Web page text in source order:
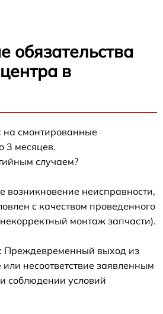
обязательства
в
на смонтированные
3 месяцев.
случаем?
возникновение неисправности,
с качеством проведенного
монтаж запчасти).
Преждевременный выход из
или несоответствие заявленным
соблюдении условий